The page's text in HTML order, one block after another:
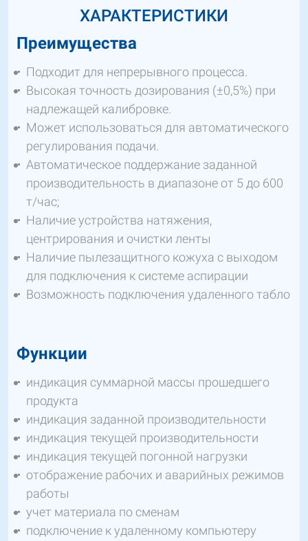
ХАРАКТЕРИСТИКИ
Преимущества
Подходит для непрерывного процесса.
Высокая точность дозирования (±0,5%) при
надлежащей калибровке.
Может использоваться для автоматического
регулирования подачи.
Автоматическое поддержание заданной
производительность в диапазоне от 5 до 600
т/час;
Наличие устройства натяжения,
центрирования и очистки ленты
Наличие пылезащитного кожуха с выходом
для подключения к системе аспирации
Возможность подключения удаленного табло
Функции
индикация суммарной массы прошедшего
продукта
индикация заданной производительности
индикация текущей производительности
индикация текущей погонной нагрузки
отображение рабочих и аварийных режимов
работы
учет материала по сменам
подключение к удаленному компьютеру